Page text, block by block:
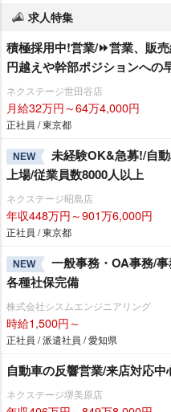
求人特集
積極採用中!営業/⏩️営業、販
円越えや幹部ポジションへの
ネクステージ世田谷店
月給32万円～64万4,000円
正社員 / 東京都
NEW
未経験OK&急募!/自
上場/従業員数8000人以上
ネクステージ昭島店
年収448万円～901万6,000円
正社員 / 東京都
NEW
一般事務・OA事務/
各種社保完備
株式会社シスムエンジニアリング
時給1,500円～
正社員 / 派遣社員 / 愛知県
自動車の反響営業/来店対応
ネクステージ堺美原店